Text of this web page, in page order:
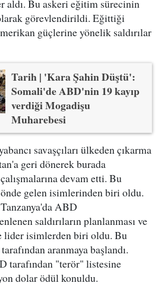
aldı. Bu askeri eğitim sürecinin
görevlendirildi. Eğittiği
güçlerine yönelik saldırılar
Tarih | 'Kara Şahin Düştü':
Somali'de ABD'nin 19 kayıp
verdiği Mogadişu
Muharebesi
savaşçıları ülkeden çıkarma
geri dönerek burada
devam etti. Bu
gelen isimlerinden biri oldu.
ABD
saldırıların planlanması ve
lider isimlerden biri oldu. Bu
aranmaya başlandı.
tarafından "terör" listesine
dolar ödül konuldu.